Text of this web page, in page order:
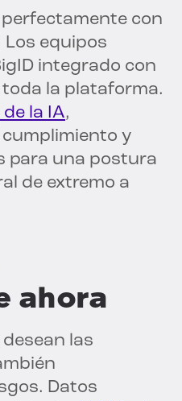
con
Los equipos
integrado con
la plataforma.
la IA,
y
para una postura
de extremo a
ahora
las
Datos